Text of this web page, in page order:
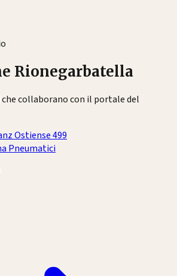
Rionegarbatella
collaborano con il portale del